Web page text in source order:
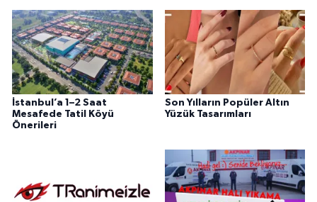
İstanbul’a 1–2 Saat
Mesafede Tatil Köyü
Önerileri
Son Yılların Popüler Altın
Yüzük Tasarımları